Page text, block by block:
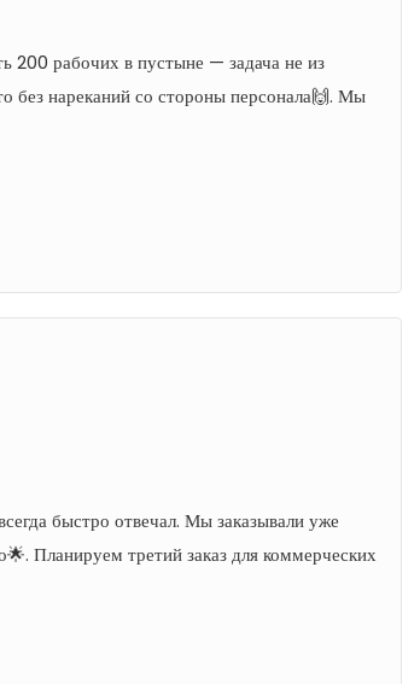
200 рабочих в пустыне — задача не из
без нареканий со стороны персонала🙌. Мы
быстро отвечал. Мы заказывали уже
Планируем третий заказ для коммерческих